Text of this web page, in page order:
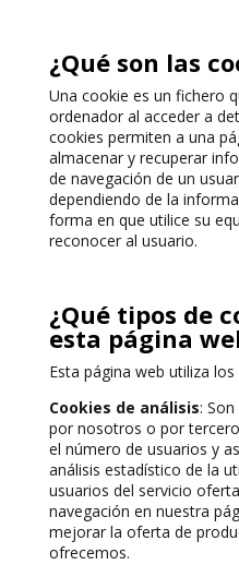
¿Qué son las
Una cookie es un fichero
ordenador al acceder a
cookies permiten a una
almacenar y recuperar
de navegación de un
dependiendo de la
forma en que utilice su
reconocer al usuario.
¿Qué tipos de
esta página
Esta página web utiliza
Cookies de análisis:
por nosotros o por
el número de usuarios y
análisis estadístico de la
usuarios del servicio
navegación en nuestra
mejorar la oferta de
ofrecemos.